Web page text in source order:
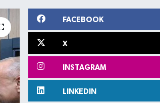
FACEBOOK
X
INSTAGRAM
LINKEDIN